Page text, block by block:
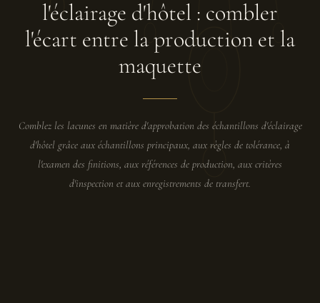
l'éclairage d'hôtel : combler
l'écart entre la production et la
maquette
Comblez les lacunes en matière d'approbation des échantillons d'éclairage
d'hôtel grâce aux échantillons principaux, aux règles de tolérance, à
l'examen des finitions, aux références de production, aux critères
d'inspection et aux enregistrements de transfert.